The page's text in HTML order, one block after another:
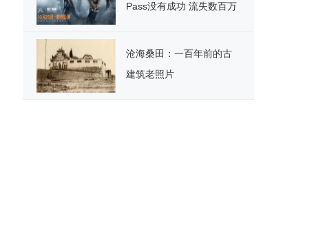
Pass没有成功 流失数百万
沧海桑田：一百年前的古
建筑老照片